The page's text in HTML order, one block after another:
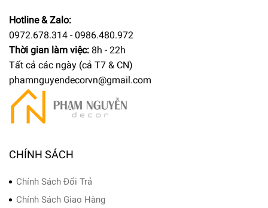
Hotline & Zalo:
0972.678.314 - 0986.480.972
Thời gian làm việc: 8h - 22h
Tất cả các ngày (cả T7 & CN)
phamnguyendecorvn@gmail.com
CHÍNH SÁCH
Chính Sách Đổi Trả
Chính Sách Giao Hàng